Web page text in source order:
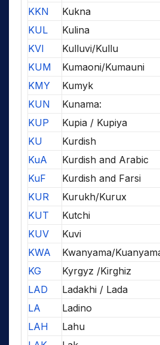
KKN
Kukna
KUL
Kulina
KVI
Kulluvi/Kullu
KUM
Kumaoni/Kumauni
KMY
Kumyk
KUN
Kunama:
KUP
Kupia / Kupiya
KU
Kurdish
KuA
Kurdish and Arabic
KuF
Kurdish and Farsi
KUR
Kurukh/Kurux
KUT
Kutchi
KUV
Kuvi
KWA
Kwanyama/
KG
Kyrgyz /Kirghiz
LAD
Ladakhi / Lada
LA
Ladino
LAH
Lahu